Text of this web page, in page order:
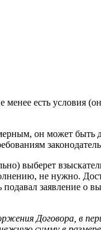
есть
он может
выберет
не нужно.
заявление о
Договора, в